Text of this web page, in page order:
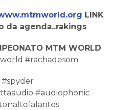
LINK
da agenda..rakings
MTM WORLD
#rachadesom
#audiophonic